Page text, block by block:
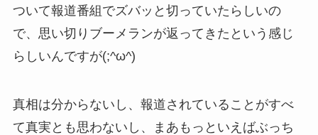
ついて報道番組でズバッと切っていたらしいの
で、思い切りブーメランが返ってきたという感じ
らしいんですが(;^ω^)
真相は分からないし、報道されていることがすべ
て真実とも思わないし、まあもっといえばぶっち